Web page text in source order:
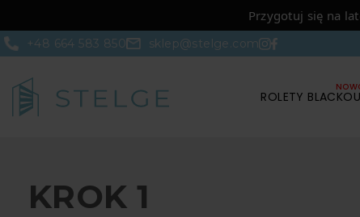
Przygotuj się na
+48 664 583 850 sklep@stelge.com
ROLETY
KROK 1